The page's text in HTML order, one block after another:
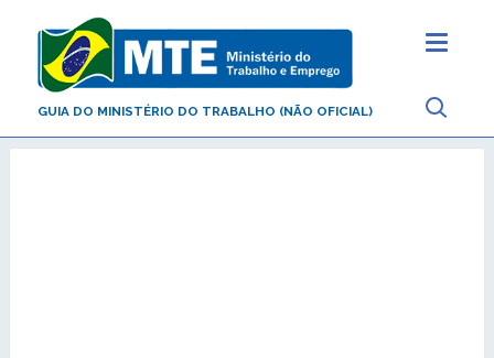
GUIA DO MINISTÉRIO DO TRABALHO (NÃO OFICIAL)